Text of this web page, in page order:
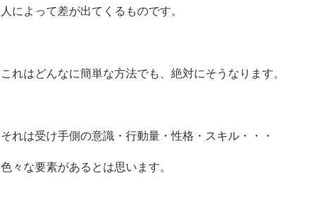
人によって差が出てくるものです。
これはどんなに簡単な方法でも、絶対にそうなります。
それは受け手側の意識・行動量・性格・スキル・・・
色々な要素があるとは思います。